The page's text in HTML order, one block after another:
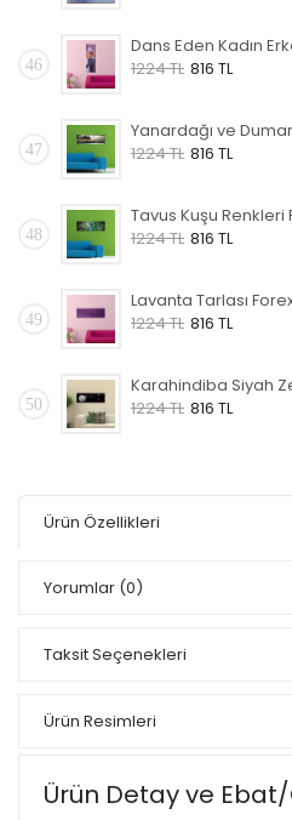
46
1224 TL 816 TL
47
1224 TL 816 TL
48
1224 TL 816 TL
49
1224 TL 816 TL
50
1224 TL 816 TL
Ürün Özellikleri
Yorumlar (0)
Taksit Seçenekleri
Ürün Resimleri
Ürün Detay ve